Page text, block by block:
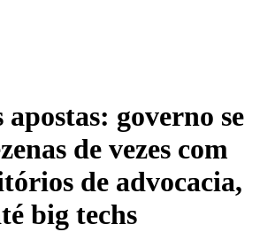
apostas: governo se
de vezes com
de advocacia,
big techs